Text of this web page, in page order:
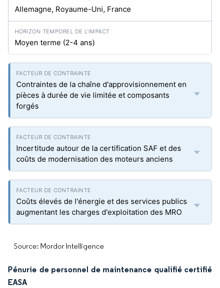
Allemagne, Royaume-Uni, France
Moyen terme (2-4 ans)
Contraintes de la chaîne d'approvisionnement en
pièces à durée de vie limitée et composants
forgés
Incertitude autour de la certification SAF et des
coûts de modernisation des moteurs anciens
Coûts élevés de l'énergie et des services publics
augmentant les charges d'exploitation des MRO
Source: Mordor Intelligence
Pénurie de personnel de maintenance qualifié certifié
EASA